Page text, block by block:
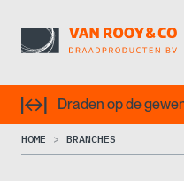
Draden op de
HOME BRANCHES